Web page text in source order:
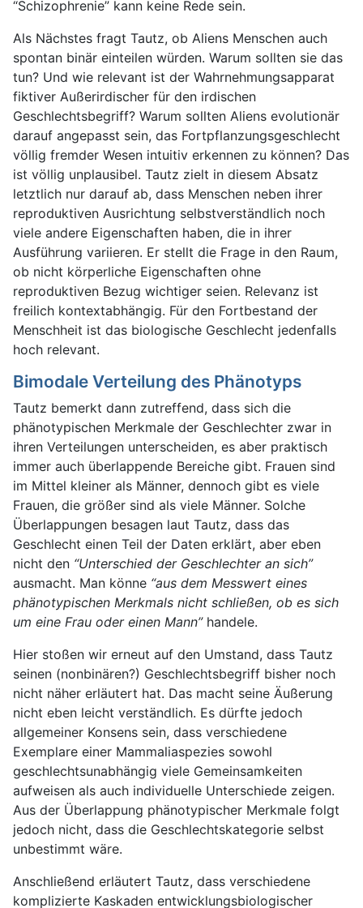
“Schizophrenie” kann keine Rede sein.
Als Nächstes fragt Tautz, ob Aliens Menschen auch
spontan binär einteilen würden. Warum sollten sie das
tun? Und wie relevant ist der Wahrnehmungsapparat
fiktiver Außerirdischer für den irdischen
Geschlechtsbegriff? Warum sollten Aliens evolutionär
darauf angepasst sein, das Fortpflanzungsgeschlecht
völlig fremder Wesen intuitiv erkennen zu können? Das
ist völlig unplausibel. Tautz zielt in diesem Absatz
letztlich nur darauf ab, dass Menschen neben ihrer
reproduktiven Ausrichtung selbstverständlich noch
viele andere Eigenschaften haben, die in ihrer
Ausführung variieren. Er stellt die Frage in den Raum,
ob nicht körperliche Eigenschaften ohne
reproduktiven Bezug wichtiger seien. Relevanz ist
freilich kontextabhängig. Für den Fortbestand der
Menschheit ist das biologische Geschlecht jedenfalls
hoch relevant.
Bimodale Verteilung des Phänotyps
Tautz bemerkt dann zutreffend, dass sich die
phänotypischen Merkmale der Geschlechter zwar in
ihren Verteilungen unterscheiden, es aber praktisch
immer auch überlappende Bereiche gibt. Frauen sind
im Mittel kleiner als Männer, dennoch gibt es viele
Frauen, die größer sind als viele Männer. Solche
Überlappungen besagen laut Tautz, dass das
Geschlecht einen Teil der Daten erklärt, aber eben
nicht den “Unterschied der Geschlechter an sich”
ausmacht. Man könne “aus dem Messwert eines
phänotypischen Merkmals nicht schließen, ob es sich
um eine Frau oder einen Mann”handele.
Hier stoßen wir erneut auf den Umstand, dass Tautz
seinen (nonbinären?) Geschlechtsbegriff bisher noch
nicht näher erläutert hat. Das macht seine Äußerung
nicht eben leicht verständlich. Es dürfte jedoch
allgemeiner Konsens sein, dass verschiedene
Exemplare einer Mammaliaspezies sowohl
geschlechtsunabhängig viele Gemeinsamkeiten
aufweisen als auch individuelle Unterschiede zeigen.
Aus der Überlappung phänotypischer Merkmale folgt
jedoch nicht, dass die Geschlechtskategorie selbst
unbestimmt wäre.
Anschließend erläutert Tautz, dass verschiedene
komplizierte Kaskaden entwicklungsbiologischer